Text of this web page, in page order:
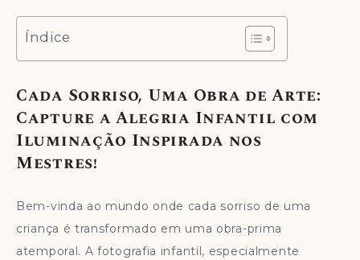
Índice
Cada Sorriso, Uma Obra de Arte:
Capture a Alegria Infantil com
Iluminação Inspirada nos
Mestres!
Bem-vinda ao mundo onde cada sorriso de uma
criança é transformado em uma obra-prima
atemporal. A fotografia infantil, especialmente